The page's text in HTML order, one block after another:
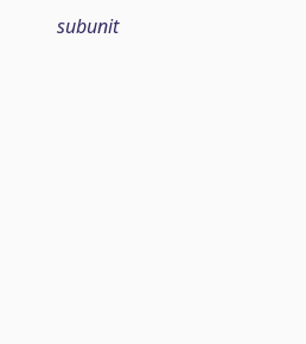
subunit